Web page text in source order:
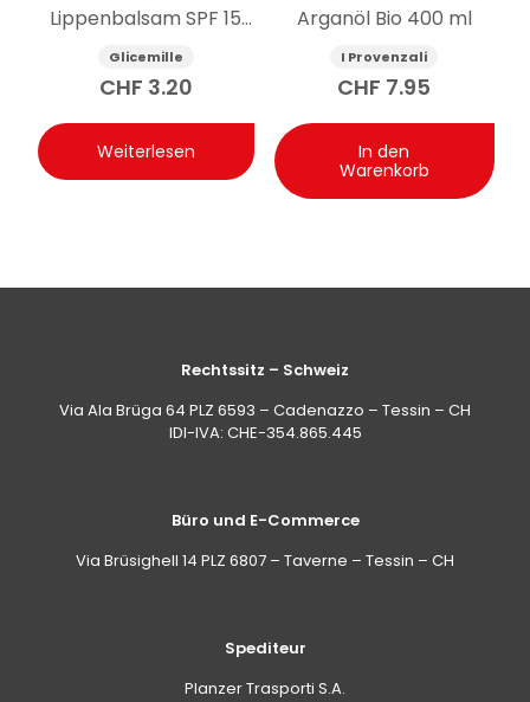
Lippenbalsam SPF 15
pflegend 5.5g
Glicemille
CHF 3.20
Weiterlesen
Arganöl Bio 400 ml
I Provenzali
CHF 7.95
In den
Warenkorb
Rechtssitz – Schweiz
Via Ala Brüga 64 PLZ 6593 – Cadenazzo – Tessin – CH
IDI-IVA: CHE-354.865.445
Büro und E-Commerce
Via Brüsighell 14 PLZ 6807 – Taverne – Tessin – CH
Spediteur
Planzer Trasporti S.A.